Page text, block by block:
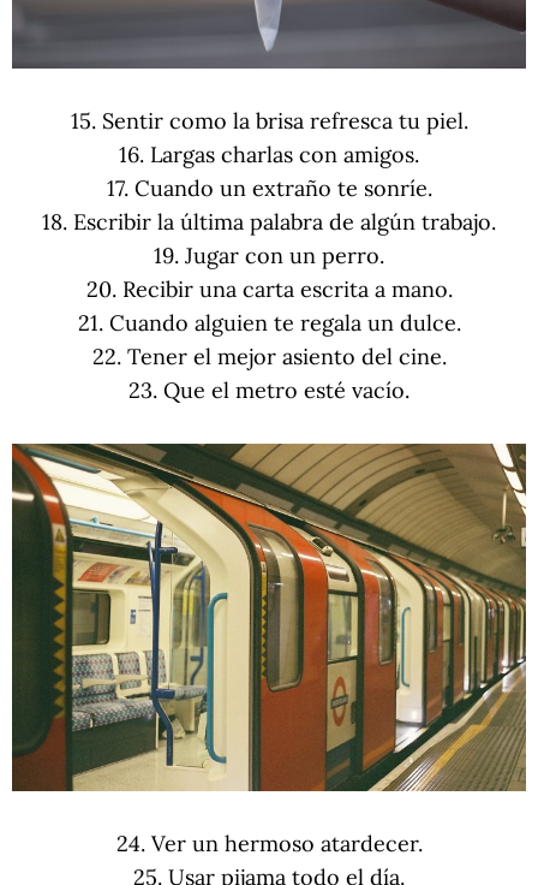
15. Sentir como la brisa refresca tu piel.
16. Largas charlas con amigos.
17. Cuando un extraño te sonríe.
18. Escribir la última palabra de algún trabajo.
19. Jugar con un perro.
20. Recibir una carta escrita a mano.
21. Cuando alguien te regala un dulce.
22. Tener el mejor asiento del cine.
23. Que el metro esté vacío.
24. Ver un hermoso atardecer.
25. Usar pijama todo el día.